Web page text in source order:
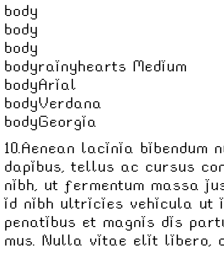
body
body
body
bodyrainyhearts Medium
bodyArial
bodyVerdana
bodyGeorgia
10.Aenean lacinia bibendum
dapibus, tellus ac cursus
nibh, ut fermentum massa
id nibh ultricies vehicula ut
penatibus et magnis dis
mus. Nulla vitae elit libero,